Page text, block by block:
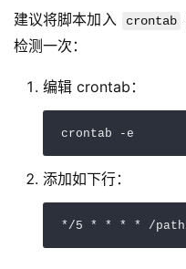
建议将脚本加入 crontab
检测一次：
编辑 crontab：
crontab -e
添加如下行：
*/5 * * * * /